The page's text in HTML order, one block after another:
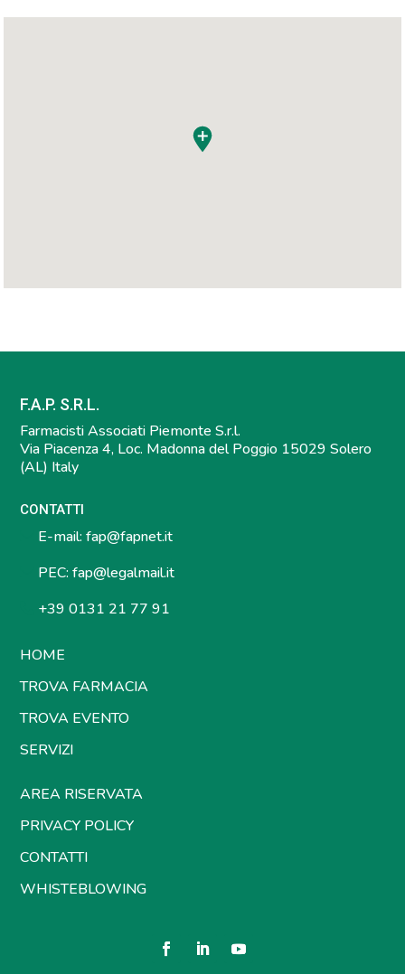
F.A.P. S.R.L.
Farmacisti Associati Piemonte S.r.l.
Via Piacenza 4, Loc. Madonna del Poggio 15029 Solero
(AL) Italy
CONTATTI
E-mail: fap@fapnet.it
PEC: fap@legalmail.it
+39 0131 21 77 91
HOME
TROVA FARMACIA
TROVA EVENTO
SERVIZI
AREA RISERVATA
PRIVACY POLICY
CONTATTI
WHISTEBLOWING